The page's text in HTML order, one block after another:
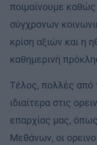
ποιμαίνουμε
σύγχρονων
κρίση αξιών και η
καθημερινή
Τέλος, πολλές από
ιδιαίτερα στις
επαρχίας μας,
Μεθάνων, οι